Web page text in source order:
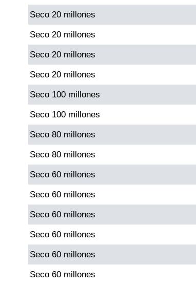
Motilon Tarde
Motilon Noche
Paisita Día
Paisita Noche
Paisita 3
Pick 3 Día
Pick 3 Noche
Pick 4 Día
Pick 4 Noche
Seco 20 millones
Seco 20 millones
Seco 20 millones
Seco 20 millones
Seco 100 millones
Seco 100 millones
Seco 80 millones
Seco 80 millones
Seco 60 millones
Seco 60 millones
Seco 60 millones
Seco 60 millones
Seco 60 millones
Seco 60 millones